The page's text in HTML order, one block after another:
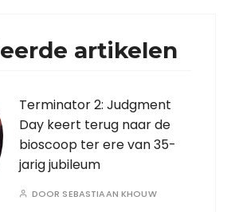
artikelen
Terminator 2: Judgment
Day keert terug naar de
bioscoop ter ere van 35-
jarig jubileum
DOOR SEBASTIAAN KHOUW